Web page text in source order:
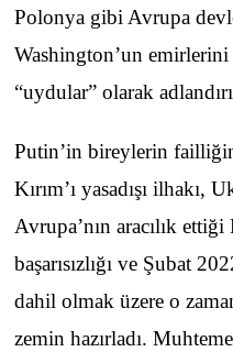
Polonya gibi Avrupa
Washington’un
“uydular” olarak
Putin’in bireylerin
Kırım’ı yasadışı ilhakı,
Avrupa’nın aracılık
başarısızlığı ve Şubat
dahil olmak üzere o
zemin hazırladı.